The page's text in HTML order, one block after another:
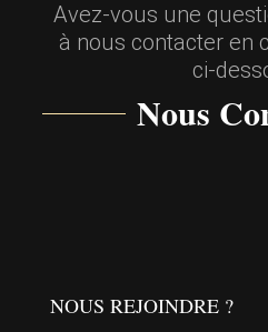
Avez-vous une
à nous contacter en
ci-
Nous
NOUS REJOINDRE ?